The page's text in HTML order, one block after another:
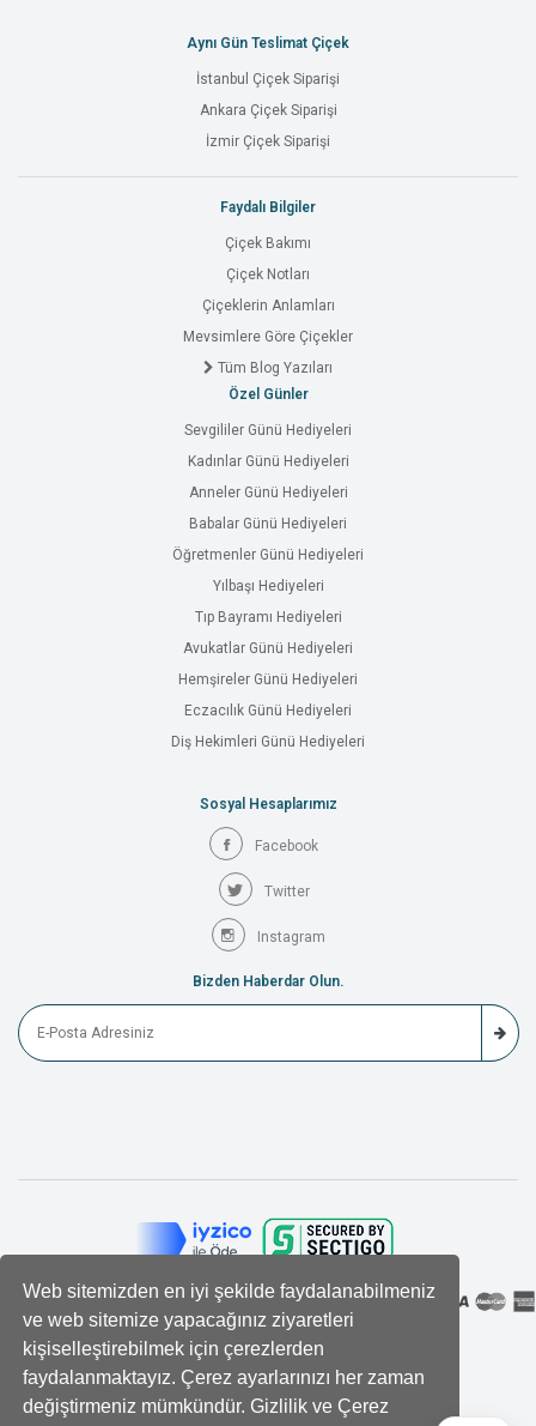
Web sitemizden en iyi şekilde faydalanabilmeniz
ve web sitemize yapacağınız ziyaretleri
kişiselleştirebilmek için çerezlerden
faydalanmaktayız. Çerez ayarlarınızı her zaman
değiştirmeniz mümkündür. Gizlilik ve Çerez
Aynı Gün Teslimat Çiçek
İstanbul Çiçek Siparişi
Ankara Çiçek Siparişi
İzmir Çiçek Siparişi
Faydalı Bilgiler
Çiçek Bakımı
Çiçek Notları
Çiçeklerin Anlamları
Mevsimlere Göre Çiçekler
Tüm Blog Yazıları
Özel Günler
Sevgililer Günü Hediyeleri
Kadınlar Günü Hediyeleri
Anneler Günü Hediyeleri
Babalar Günü Hediyeleri
Öğretmenler Günü Hediyeleri
Yılbaşı Hediyeleri
Tıp Bayramı Hediyeleri
Avukatlar Günü Hediyeleri
Hemşireler Günü Hediyeleri
Eczacılık Günü Hediyeleri
Diş Hekimleri Günü Hediyeleri
Sosyal Hesaplarımız
Facebook
Twitter
Instagram
Bizden Haberdar Olun.